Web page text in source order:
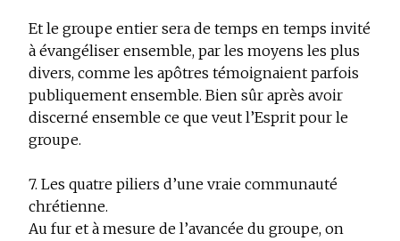
Et le groupe entier sera de temps en temps invité
à évangéliser ensemble, par les moyens les plus
divers, comme les apôtres témoignaient parfois
publiquement ensemble. Bien sûr après avoir
discerné ensemble ce que veut l’Esprit pour le
groupe.
7. Les quatre piliers d’une vraie communauté
chrétienne.
Au fur et à mesure de l’avancée du groupe, on